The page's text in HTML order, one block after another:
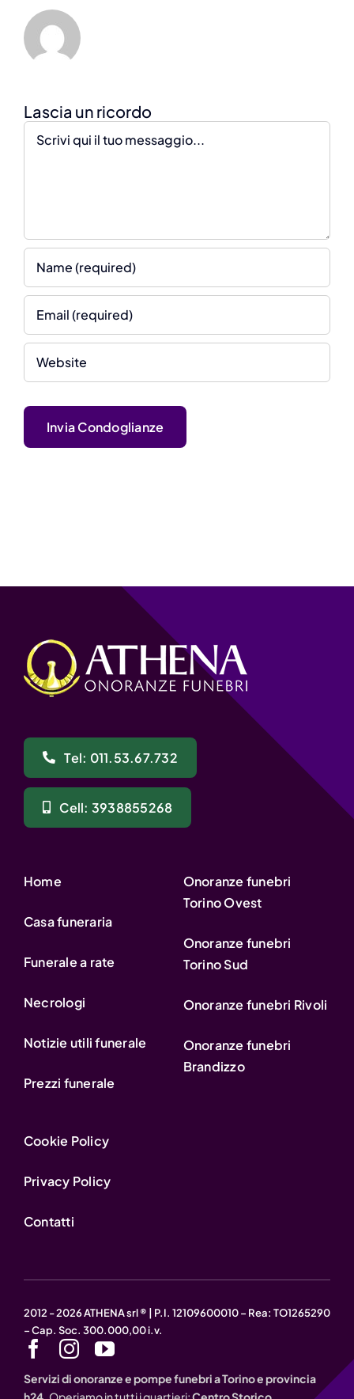
Comment
Tel: 011.53.67.732
Cell: 3938855268
Home
Casa funeraria
Funerale a rate
Necrologi
Notizie utili funerale
Prezzi funerale
Onoranze funebri
Torino Ovest
Onoranze funebri
Torino Sud
Onoranze funebri Rivoli
Onoranze funebri
Brandizzo
Cookie Policy
Privacy Policy
Contatti
2012 - 2026 ATHENA srl ® | P.I. 12109600010 – Rea: TO1265290
– Cap. Soc. 300.000,00 i.v.
Servizi di onoranze e pompe funebri a Torino e provincia